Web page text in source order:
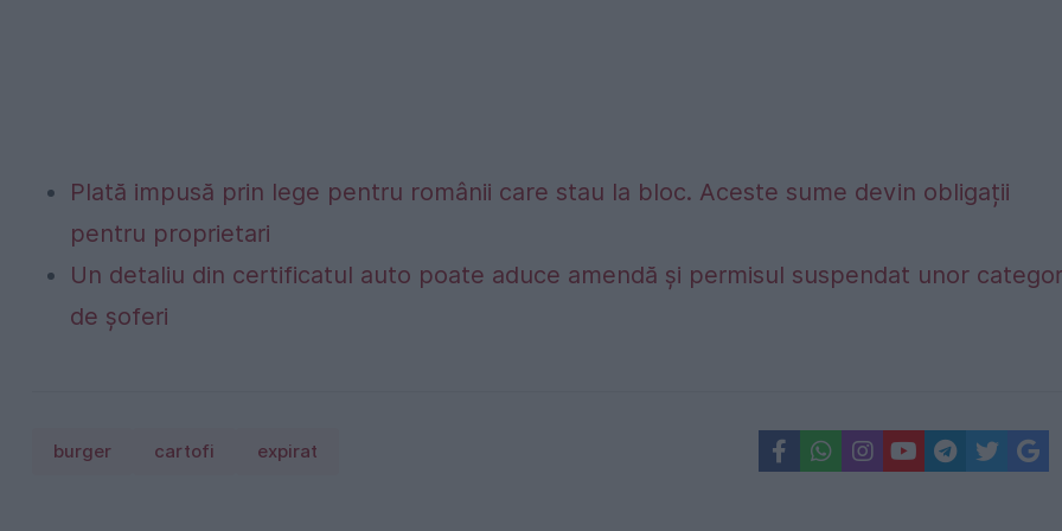
Plată impusă prin lege pentru românii care stau la bloc. Aceste sume devin obligații
pentru proprietari
Un detaliu din certificatul auto poate aduce amendă și permisul suspendat unor
de șoferi
burger cartofi expirat